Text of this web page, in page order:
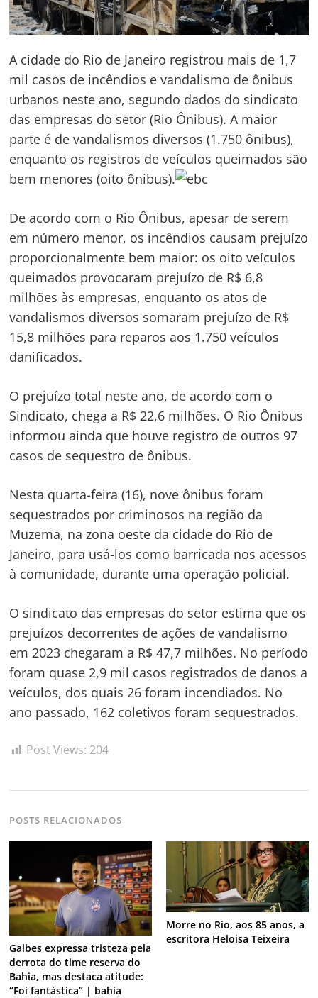
A cidade do Rio de Janeiro registrou mais de 1,7
mil casos de incêndios e vandalismo de ônibus
urbanos neste ano, segundo dados do sindicato
das empresas do setor (Rio Ônibus). A maior
parte é de vandalismos diversos (1.750 ônibus),
enquanto os registros de veículos queimados são
bem menores (oito ônibus).
De acordo com o Rio Ônibus, apesar de serem
em número menor, os incêndios causam prejuízo
proporcionalmente bem maior: os oito veículos
queimados provocaram prejuízo de R$ 6,8
milhões às empresas, enquanto os atos de
vandalismos diversos somaram prejuízo de R$
15,8 milhões para reparos aos 1.750 veículos
danificados.
O prejuízo total neste ano, de acordo com o
Sindicato, chega a R$ 22,6 milhões. O Rio Ônibus
informou ainda que houve registro de outros 97
casos de sequestro de ônibus.
Nesta quarta-feira (16), nove ônibus foram
sequestrados por criminosos na região da
Muzema, na zona oeste da cidade do Rio de
Janeiro, para usá-los como barricada nos acessos
à comunidade, durante uma operação policial.
O sindicato das empresas do setor estima que os
prejuízos decorrentes de ações de vandalismo
em 2023 chegaram a R$ 47,7 milhões. No período
foram quase 2,9 mil casos registrados de danos a
veículos, dos quais 26 foram incendiados. No
ano passado, 162 coletivos foram sequestrados.
Post Views: 204
POSTS RELACIONADOS
Galbes expressa tristeza pela
derrota do time reserva do
Bahia, mas destaca atitude:
“Foi fantástica” | bahia
Morre no Rio, aos 85 anos, a
escritora Heloisa Teixeira
Navegação
Post